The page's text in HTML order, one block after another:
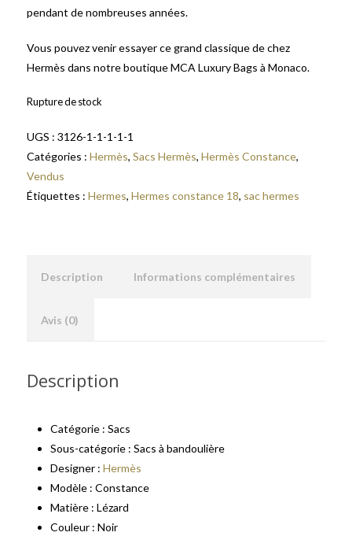
pendant de nombreuses années.
Vous pouvez venir essayer ce grand classique de chez
Hermès dans notre boutique MCA Luxury Bags à Monaco.
Rupture de stock
UGS : 3126-1-1-1-1-1
Catégories : Hermès, Sacs Hermès, Hermès Constance,
Vendus
Étiquettes : Hermes, Hermes constance 18, sac hermes
Description Informations complémentaires
Avis (0)
Description
Catégorie : Sacs
Sous-catégorie : Sacs à bandoulière
Designer : Hermès
Modèle : Constance
Matière : Lézard
Couleur : Noir